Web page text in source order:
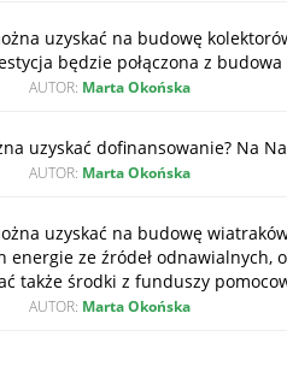
uzyskać na budowę
będzie połączona z
AUTOR: Marta Okońska
uzyskać dofinansowanie? Na
AUTOR: Marta Okońska
uzyskać na budowę
ze źródeł odnawialnych,
także środki z funduszy
AUTOR: Marta Okońska